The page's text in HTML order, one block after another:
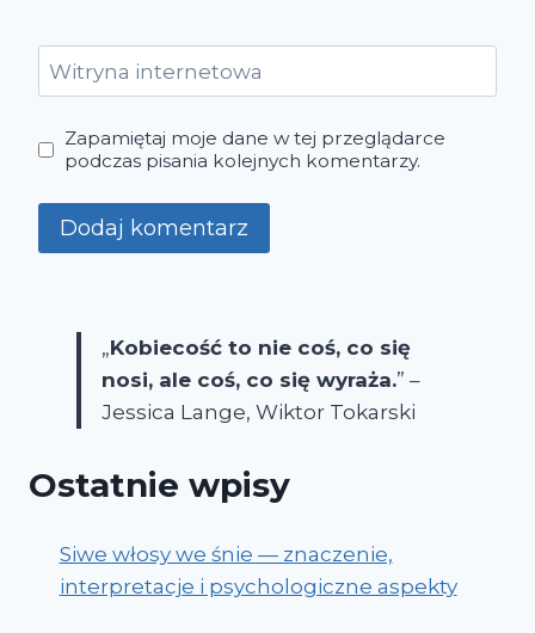
Witryna internetowa
Zapamiętaj moje dane w tej przeglądarce
podczas pisania kolejnych komentarzy.
„Kobiecość to nie coś, co się
nosi, ale coś, co się wyraża.” –
Jessica Lange, Wiktor Tokarski
Ostatnie wpisy
Siwe włosy we śnie — znaczenie,
interpretacje i psychologiczne aspekty